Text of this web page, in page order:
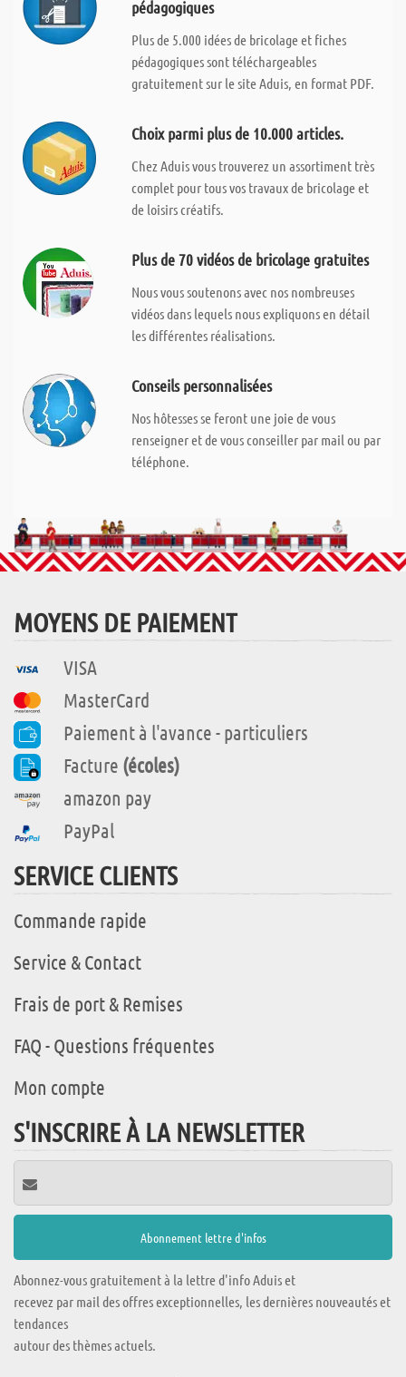
pédagogiques
Plus de 5.000 idées de bricolage et fiches
pédagogiques sont téléchargeables
gratuitement sur le site Aduis, en format PDF.
Choix parmi plus de 10.000 articles.
Chez Aduis vous trouverez un assortiment très
complet pour tous vos travaux de bricolage et
de loisirs créatifs.
Plus de 70 vidéos de bricolage gratuites
Nous vous soutenons avec nos nombreuses
vidéos dans lequels nous expliquons en détail
les différentes réalisations.
Conseils personnalisées
Nos hôtesses se feront une joie de vous
renseigner et de vous conseiller par mail ou par
téléphone.
MOYENS DE PAIEMENT
VISA
MasterCard
Paiement à l'avance - particuliers
Facture (écoles)
amazon pay
PayPal
SERVICE CLIENTS
Commande rapide
Service & Contact
Frais de port & Remises
FAQ - Questions fréquentes
Mon compte
S'INSCRIRE À LA NEWSLETTER
Abonnez-vous gratuitement à la lettre d'info Aduis et
recevez par mail des offres exceptionnelles, les dernières nouveautés et
tendances
autour des thèmes actuels.